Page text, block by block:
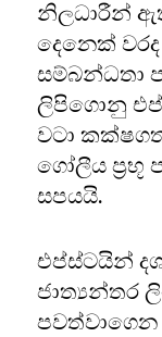
නිලධාරීන්
දෙනෙක්
සම්බන්ධතා
ලිපිගොනු
වටා
ගෝලීය ප්‍රභූ
සපයයි.
එප්ස්ටයින්
ජාත්‍යන්තර